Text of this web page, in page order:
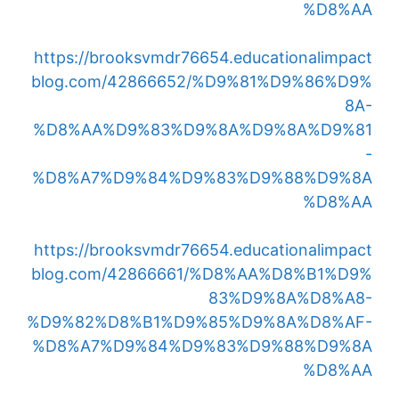
%D8%AA
https://brooksvmdr76654.educationalimpact
blog.com/42866652/%D9%81%D9%86%D9%
8A-
%D8%AA%D9%83%D9%8A%D9%8A%D9%81
-
%D8%A7%D9%84%D9%83%D9%88%D9%8A
%D8%AA
https://brooksvmdr76654.educationalimpact
blog.com/42866661/%D8%AA%D8%B1%D9%
83%D9%8A%D8%A8-
%D9%82%D8%B1%D9%85%D9%8A%D8%AF-
%D8%A7%D9%84%D9%83%D9%88%D9%8A
%D8%AA